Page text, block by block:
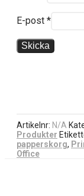
E-post *
Artikelnr: N/A
Produkter
papperskorg,
Office